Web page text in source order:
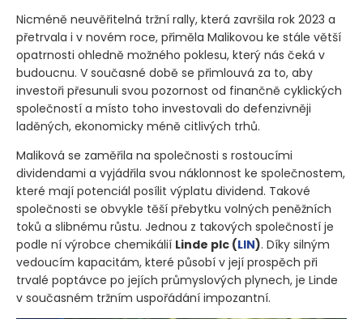
Nicméně neuvěřitelná tržní rally, která završila rok 2023 a
přetrvala i v novém roce, přiměla Malikovou ke stále větší
opatrnosti ohledně možného poklesu, který nás čeká v
budoucnu. V současné době se přimlouvá za to, aby
investoři přesunuli svou pozornost od finančně cyklických
společností a místo toho investovali do defenzivněji
laděných, ekonomicky méně citlivých trhů.
Maliková se zaměřila na společnosti s rostoucími
dividendami a vyjádřila svou náklonnost ke společnostem,
které mají potenciál posílit výplatu dividend. Takové
společnosti se obvykle těší přebytku volných peněžních
toků a slibnému růstu. Jednou z takových společností je
podle ní výrobce chemikálií Linde plc (LIN). Díky silným
vedoucím kapacitám, které působí v její prospěch při
trvalé poptávce po jejích průmyslových plynech, je Linde
v současném tržním uspořádání impozantní.